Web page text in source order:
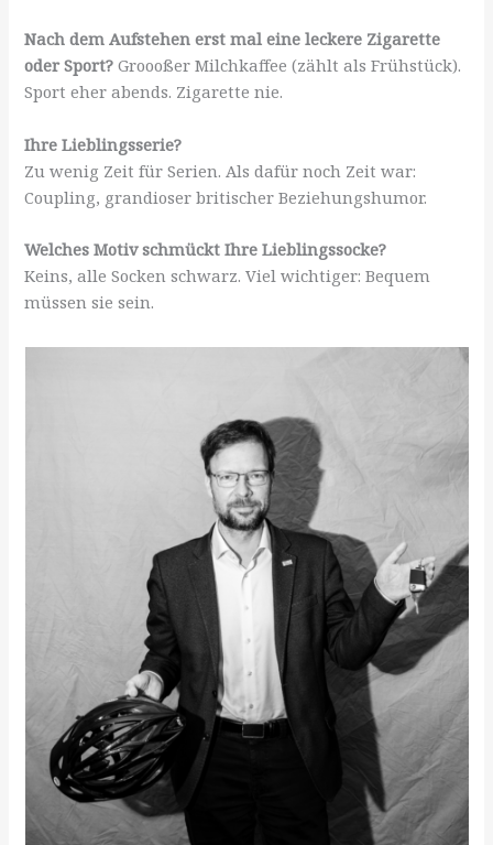
Nach dem Aufstehen erst mal eine leckere Zigarette
oder Sport?Groooßer Milchkaffee (zählt als Frühstück).
Sport eher abends. Zigarette nie.
Ihre Lieblingsserie?
Zu wenig Zeit für Serien. Als dafür noch Zeit war:
Coupling, grandioser britischer Beziehungshumor.
Welches Motiv schmückt Ihre Lieblingssocke?
Keins, alle Socken schwarz. Viel wichtiger: Bequem
müssen sie sein.